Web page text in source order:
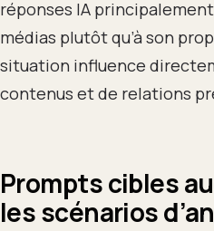
réponses IA
médias plutôt qu’à son
situation influence
contenus et de relations
Prompts cibles
les scénarios